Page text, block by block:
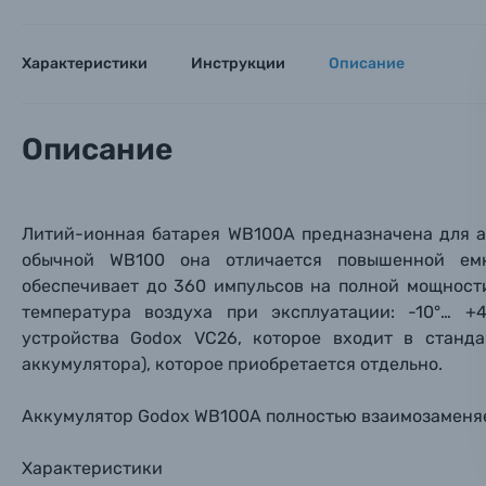
Ваш
Ваш
Оптические приборы
Электроника
Материалы
Осветительное оборудование
Фоторамки
Фотоальбомы
Вами с
Номер
Нажимая
Характеристики Инструкции Описание
Описание
Литий-ионная батарея WB100A предназначена для
обычной WB100 она отличается повышенной
обеспечивает до 360 импульсов на полной
температура воздуха при эксплуатации: -10°…
устройства Godox VC26, которое входит в
аккумулятора), которое приобретается отдельно.
Аккумулятор Godox WB100A полностью
Характеристики
Ваш